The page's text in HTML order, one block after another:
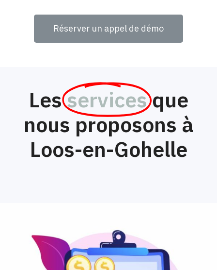
Réserver un appel de démo
Lesservices que
nous proposons à
Loos-en-Gohelle